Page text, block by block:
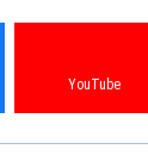
YouTube